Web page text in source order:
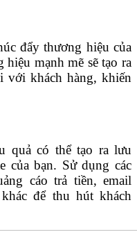
đẩy thương hiệu của
mạnh mẽ sẽ tạo ra
với khách hàng, khiến
quả có thể tạo ra lưu
của bạn. Sử dụng các
cáo trả tiền, email
để thu hút khách